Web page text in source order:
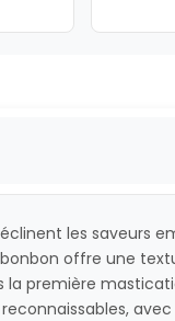
les saveurs
offre une
première